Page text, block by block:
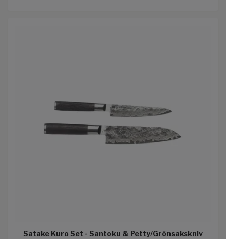
Satake Kuro Set - Santoku & Petty/Grönsakskniv